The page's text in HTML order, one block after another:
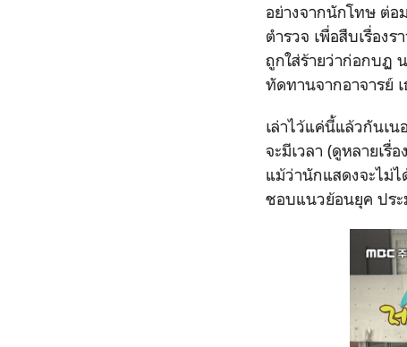
อย่างจากนักโทษ ต่อ
ตำรวจ เพื่อสืบเรื่อง
ถูกใส่ร้ายว่าก่อกบฏ
ทัดทานจากอาจารย์
เล่าไว้แค่นี้แล้วกันเ
จะมีเวลา (ดูหลายเรื่
แม้ว่านักแสดงจะไม่
ชอบแนวย้อนยุค ประ